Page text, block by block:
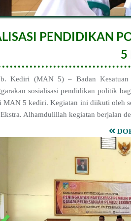
PENDIDIKAN
5
Kediri (MAN 5) – Badan Kesatuan
sosialisasi pendidikan politik
MAN 5 kediri. Kegiatan ini diikuti oleh
Alhamdulillah kegiatan berjalan
i
u